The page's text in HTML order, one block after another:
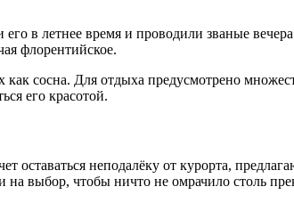
в летнее время и проводили званые
флорентийское.
сосна. Для отдыха предусмотрено
его красотой.
неподалёку от курорта,
выбор, чтобы ничто не омрачило столь